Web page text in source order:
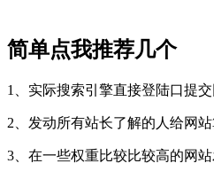
简单点我推荐几个
1、实际搜索引擎直接登陆口提
2、发动所有站长了解的人给网
3、在一些权重比较比较高的网站